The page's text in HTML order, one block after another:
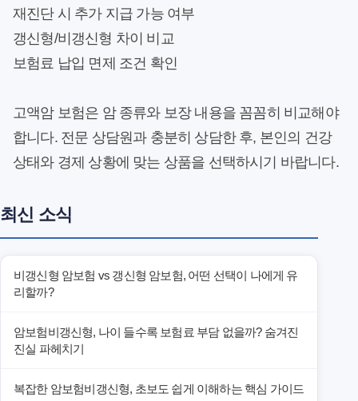
재진단 시 추가 지급 가능 여부
갱신형/비갱신형 차이 비교
보험료 납입 면제 조건 확인
고액암 보험은 암 종류와 보장 내용을 꼼꼼히 비교해야
합니다. 전문 상담원과 충분히 상담한 후, 본인의 건강
상태와 경제 상황에 맞는 상품을 선택하시기 바랍니다.
최신 소식
비갱신형 암보험 vs 갱신형 암보험, 어떤 선택이 나에게 유
리할까?
암보험비갱신형, 나이 들수록 보험료 부담 없을까? 숨겨진
진실 파헤치기
복잡한 암보험비갱신형, 초보도 쉽게 이해하는 핵심 가이드